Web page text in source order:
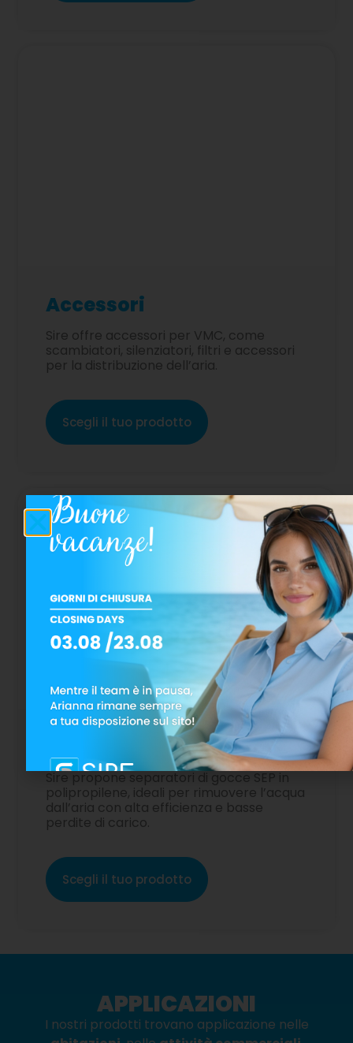
Accessori
Sire offre accessori per VMC, come
scambiatori, silenziatori, filtri e accessori
per la distribuzione dell’aria.
Scegli il tuo prodotto
Separatori di gocce
Sire propone separatori di gocce SEP in
polipropilene, ideali per rimuovere l’acqua
dall’aria con alta efficienza e basse
perdite di carico.
Scegli il tuo prodotto
APPLICAZIONI
I nostri prodotti trovano applicazione nelle